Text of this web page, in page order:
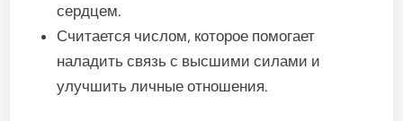
сердцем.
Считается числом, которое помогает
наладить связь с высшими силами и
улучшить личные отношения.